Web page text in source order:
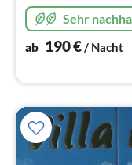
Komfort-Whirlpool
liebevoll angelegter
Sehr
ab 190€/ Nacht